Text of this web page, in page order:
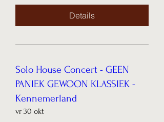
Details
Solo House Concert - GEEN
PANIEK GEWOON KLASSIEK -
Kennemerland
vr 30 okt